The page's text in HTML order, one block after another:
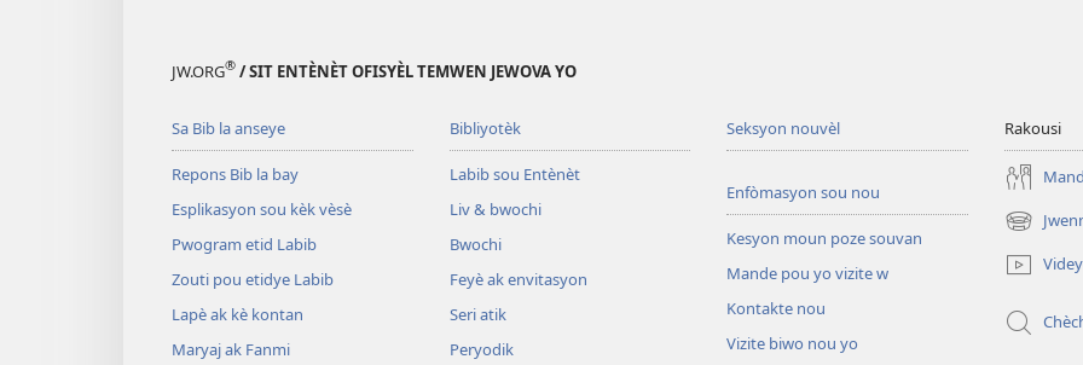
JW.ORG® / SIT ENTÈNÈT OFISYÈL TEMWEN JEWOVA YO
Sa Bib la anseye
Repons Bib la bay
Esplikasyon sou kèk vèsè
Pwogram etid Labib
Zouti pou etidye Labib
Lapè ak kè kontan
Maryaj ak Fanmi
Bibliyotèk
Labib sou Entènèt
Liv & bwochi
Bwochi
Feyè ak envitasyon
Seri atik
Peryodik
Seksyon nouvèl
Enfòmasyon sou nou
Kesyon moun poze souvan
Mande pou yo vizite w
Kontakte nou
Vizite biwo nou yo
Rakousi
(opens
new
window)